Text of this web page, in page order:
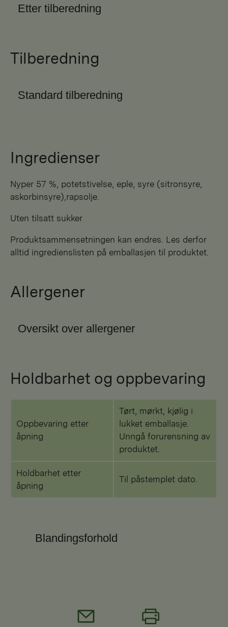
Etter tilberedning
Tilberedning
Standard tilberedning
Ingredienser
nyper 57 %, potetstivelse, eple, syre (sitronsyre,
askorbinsyre),rapsolje.
Uten tilsatt sukker
Produktsammensetningen kan endres. Les derfor
alltid ingredienslisten på emballasjen til produktet.
Allergener
Oversikt over allergener
Holdbarhet og oppbevaring
Oppbevaring etter
åpning
Tørt, mørkt, kjølig i
lukket emballasje.
Unngå forurensning av
produktet.
Holdbarhet etter
åpning
Til påstemplet dato.
Blandingsforhold